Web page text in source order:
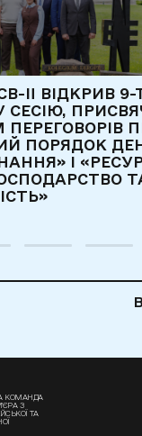
II ВІДКРИВ 9-
СЕСІЮ,
ПЕРЕГОВОРІВ
ПОРЯДОК
І
КОМАНДА
З
ТА